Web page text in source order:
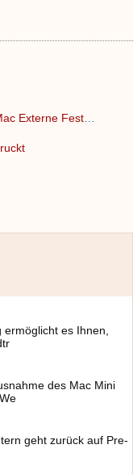
es Ihnen,
des Mac Mini
geht zurück auf Pre-